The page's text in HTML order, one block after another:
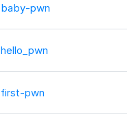
baby-pwn
hello_pwn
first-pwn